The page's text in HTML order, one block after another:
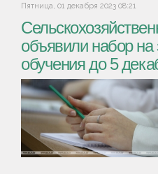
Пятница, 01 декабря 2023 08:21
объявили набор
обучения до 5